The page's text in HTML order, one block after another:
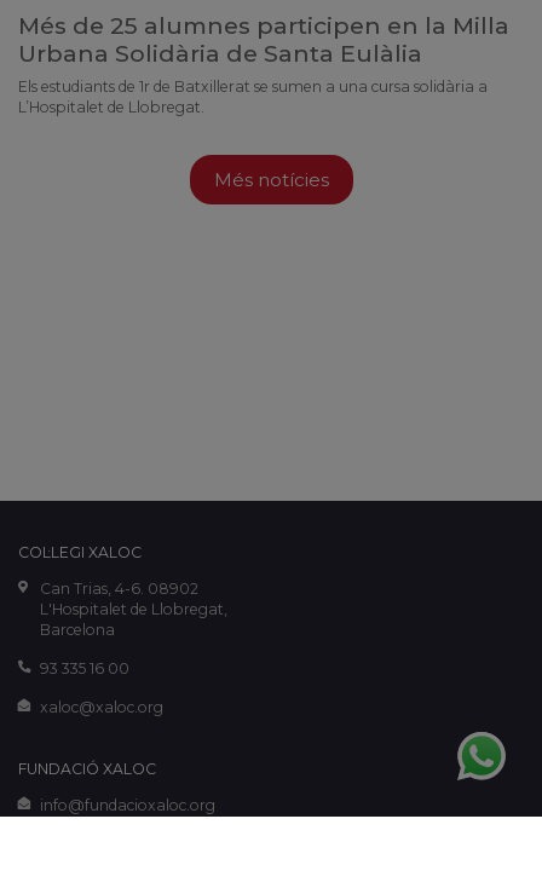
Més de 25 alumnes participen en la Milla
Urbana Solidària de Santa Eulàlia
Els estudiants de 1r de Batxillerat se sumen a una cursa solidària a
L’Hospitalet de Llobregat.
Més notícies
COL·LEGI XALOC
Can Trias, 4-6. 08902
L'Hospitalet de Llobregat,
Barcelona
93 335 16 00
xaloc@xaloc.org
FUNDACIÓ XALOC
info@fundacioxaloc.org